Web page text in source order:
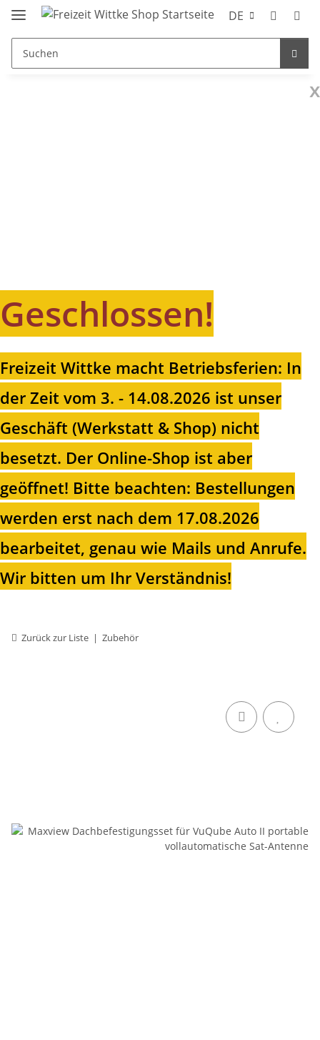
DE
x
Geschlossen!
Freizeit Wittke macht Betriebsferien: In
der Zeit vom 3. - 14.08.2026 ist unser
Geschäft (Werkstatt & Shop) nicht
besetzt. Der Online-Shop ist aber
geöffnet! Bitte beachten: Bestellungen
werden erst nach dem 17.08.2026
bearbeitet, genau wie Mails und Anrufe.
Wir bitten um Ihr Verständnis!
Zurück zur Liste Zubehör